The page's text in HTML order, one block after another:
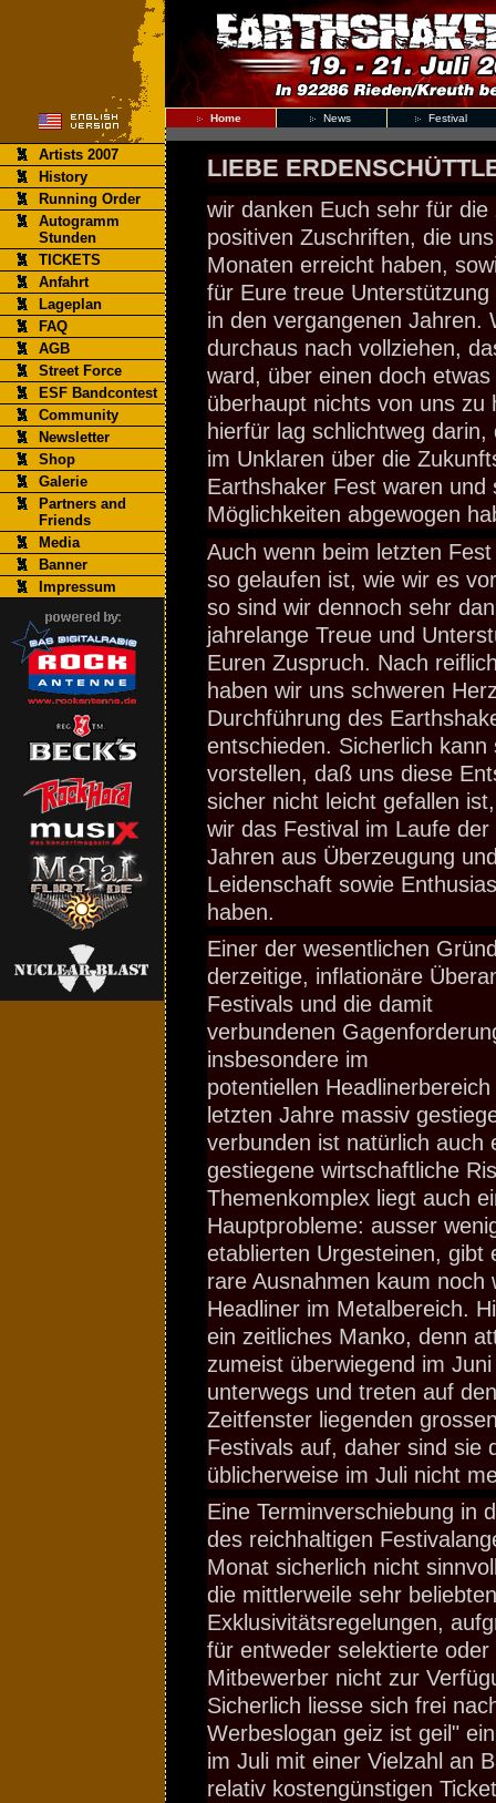
Home News Festival
LIEBE
wir danken Euch sehr für die
positiven Zuschriften, die
Monaten erreicht haben,
für Eure treue
in den vergangenen Jahren.
durchaus nach vollziehen,
ward, über einen doch
überhaupt nichts von uns zu
hierfür lag schlichtweg
im Unklaren über die
Earthshaker Fest waren und
Möglichkeiten abgewogen
Auch wenn beim letzten
so gelaufen ist, wie wir es
so sind wir dennoch sehr
jahrelange Treue und
Euren Zuspruch. Nach
haben wir uns schweren
Durchführung des
entschieden. Sicherlich kann
vorstellen, daß uns diese
sicher nicht leicht gefallen
wir das Festival im Laufe
Jahren aus Überzeugung
Leidenschaft sowie
haben.
Einer der wesentlichen
derzeitige, inflationäre
Festivals und die damit
verbundenen
insbesondere im
potentiellen
letzten Jahre massiv
verbunden ist natürlich auch
gestiegene wirtschaftliche
Themenkomplex liegt auch
Hauptprobleme: ausser
etablierten Urgesteinen, gibt
rare Ausnahmen kaum noch
Headliner im Metalbereich.
ein zeitliches Manko, denn
zumeist überwiegend im
unterwegs und treten auf
Zeitfenster liegenden
Festivals auf, daher sind sie
üblicherweise im Juli nicht
Eine Terminverschiebung in
des reichhaltigen
Monat sicherlich nicht
die mittlerweile sehr beliebten
Exklusivitätsregelungen,
für entweder selektierte
Mitbewerber nicht zur
Sicherlich liesse sich frei
Werbeslogan geiz ist geil"
im Juli mit einer Vielzahl an
relativ kostengünstigen
Artists 2007
History
Running Order
Autogramm
Stunden
TICKETS
Anfahrt
Lageplan
FAQ
AGB
Street Force
ESF Bandcontest
Community
Newsletter
Shop
Galerie
Partners and
Friends
Media
Banner
Impressum